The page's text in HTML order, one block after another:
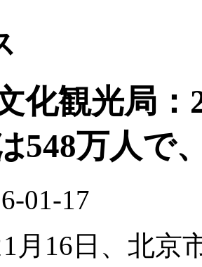
化観光局
548万人で
01-17
月16日、北京